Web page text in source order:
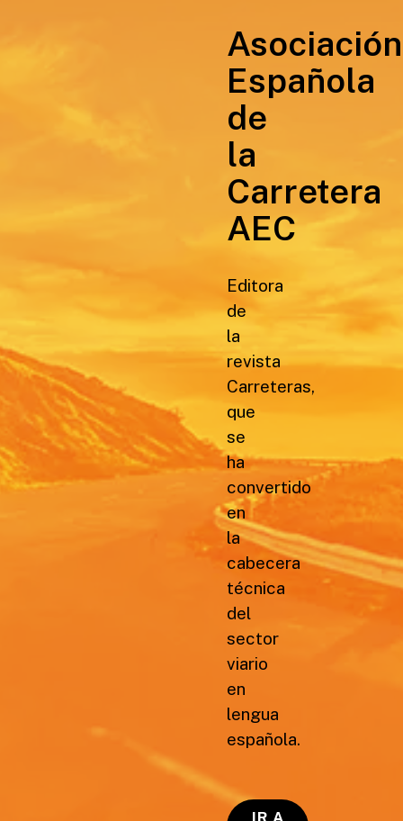
Asociación
Española
de
la
Carretera
AEC
Editora
de
la
revista
Carreteras,
que
se
ha
convertido
en
la
cabecera
técnica
del
sector
viario
en
lengua
española.